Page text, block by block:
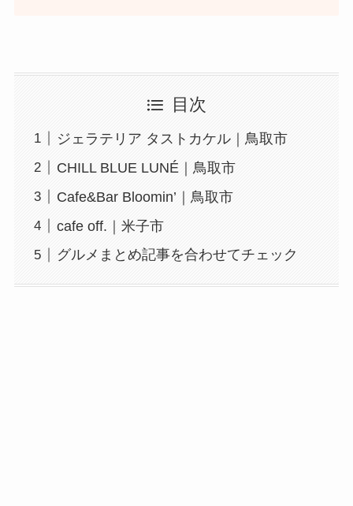
目次
ジェラテリア タストカケル｜鳥取市
CHILL BLUE LUNÉ｜鳥取市
Cafe&Bar Bloomin’｜鳥取市
cafe off.｜米子市
グルメまとめ記事を合わせてチェック